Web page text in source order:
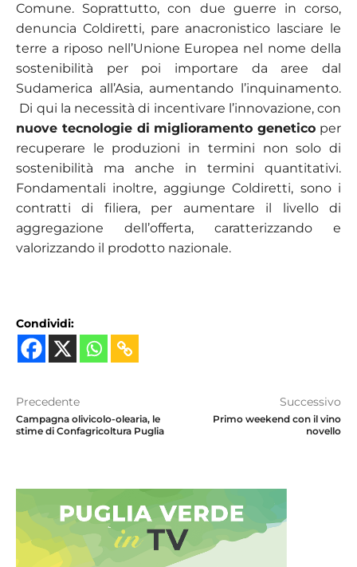
Comune. Soprattutto, con due guerre in corso,
denuncia Coldiretti, pare anacronistico lasciare le
terre a riposo nell’Unione Europea nel nome della
sostenibilità per poi importare da aree dal
Sudamerica all’Asia, aumentando l’inquinamento.
Di qui la necessità di incentivare l’innovazione, con
nuove tecnologie di miglioramento genetico per
recuperare le produzioni in termini non solo di
sostenibilità ma anche in termini quantitativi.
Fondamentali inoltre, aggiunge Coldiretti, sono i
contratti di filiera, per aumentare il livello di
aggregazione dell’offerta, caratterizzando e
valorizzando il prodotto nazionale.
Condividi:
Precedente
Campagna olivicolo-olearia, le
stime di Confagricoltura Puglia
Successivo
Primo weekend con il vino
novello